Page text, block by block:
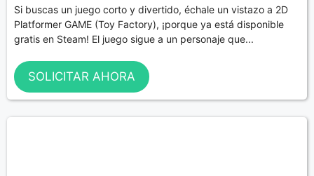
Si buscas un juego corto y divertido, échale un vistazo a 2D
Platformer GAME (Toy Factory), ¡porque ya está disponible
gratis en Steam! El juego sigue a un personaje que...
SOLICITAR AHORA